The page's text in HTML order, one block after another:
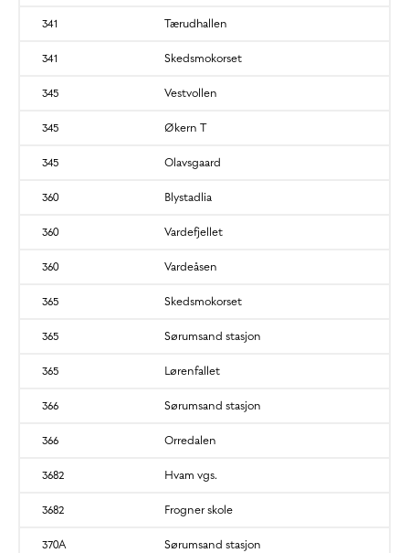
341 Tærudhallen
341 Skedsmokorset
345 Vestvollen
345 Økern T
345 Olavsgaard
360 Blystadlia
360 Vardefjellet
360 Vardeåsen
365 Skedsmokorset
365 Sørumsand stasjon
365 Lørenfallet
366 Sørumsand stasjon
366 Orredalen
3682 Hvam vgs.
3682 Frogner skole
370A Sørumsand stasjon